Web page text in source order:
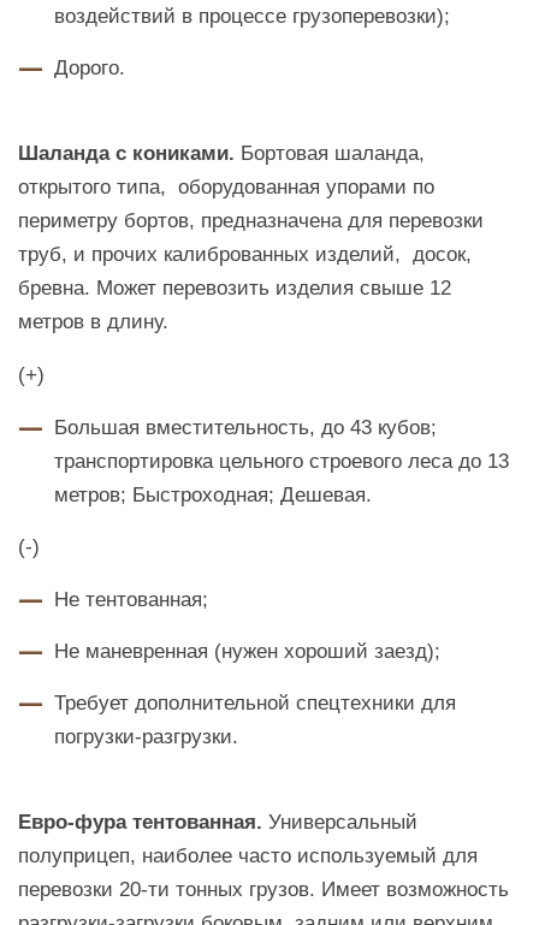
воздействий в процессе грузоперевозки);
Дорого.
Шаланда с кониками. Бортовая шаланда,
открытого типа, оборудованная упорами по
периметру бортов, предназначена для перевозки
труб, и прочих калиброванных изделий, досок,
бревна. Может перевозить изделия свыше 12
метров в длину.
(+)
Большая вместительность, до 43 кубов;
транспортировка цельного строевого леса до 13
метров; Быстроходная; Дешевая.
(-)
Не тентованная;
Не маневренная (нужен хороший заезд);
Требует дополнительной спецтехники для
погрузки-разгрузки.
Евро-фура тентованная. Универсальный
полуприцеп, наиболее часто используемый для
перевозки 20-ти тонных грузов. Имеет возможность